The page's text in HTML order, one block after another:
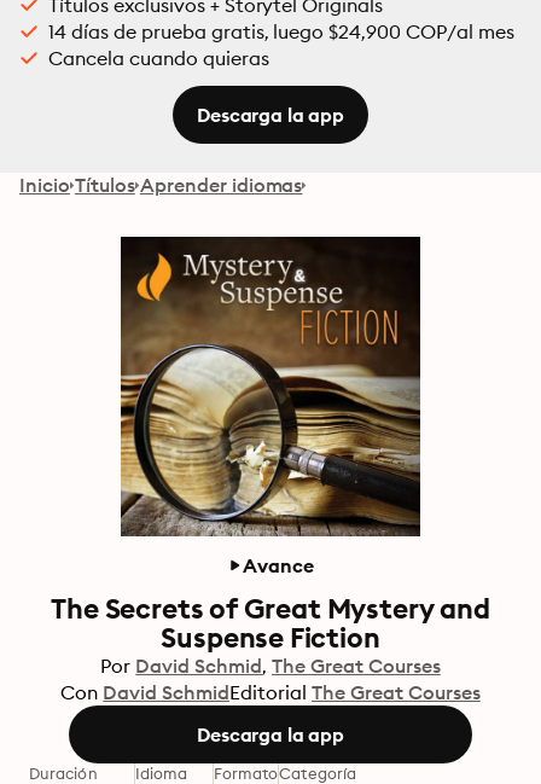
Títulos exclusivos + Storytel Originals
14 días de prueba gratis, luego $24,900 COP/al mes
Cancela cuando quieras
Descarga la app
Inicio Títulos Aprender idiomas
Avance
The Secrets of Great Mystery and
Suspense Fiction
Por David Schmid The Great Courses
Con David SchmidEditorial The Great Courses
Descarga la app
Duración Idioma FormatoCategoría